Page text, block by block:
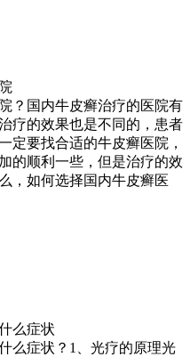
？国内牛皮癣治疗的医院有
疗的效果也是不同的，患者
定要找合适的牛皮癣医院，
的顺利一些，但是治疗的效
，如何选择国内牛皮癣医
么症状
么症状？1、光疗的原理光